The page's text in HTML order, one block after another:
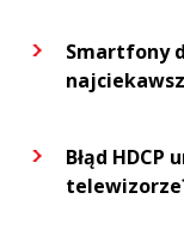
Smartfony
Błąd